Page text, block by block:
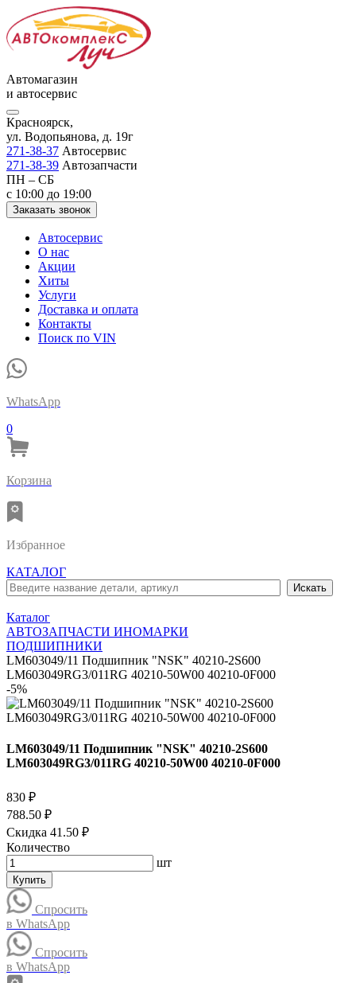
Автомагазин
и автосервис
Красноярск,
ул. Водопьянова, д. 19г
271-38-37 Автосервис
271-38-39 Автозапчасти
ПН – СБ
с 10:00 до 19:00
Заказать звонок
Автосервис
О нас
Акции
Хиты
Услуги
Доставка и оплата
Контакты
Поиск по VIN
WhatsApp
0
Корзина
Избранное
КАТАЛОГ
Каталог
АВТОЗАПЧАСТИ ИНОМАРКИ
ПОДШИПНИКИ
LM603049/11 Подшипник "NSK" 40210-2S600
LM603049RG3/011RG 40210-50W00 40210-0F000
-5%
LM603049/11 Подшипник "NSK" 40210-2S600
LM603049RG3/011RG 40210-50W00 40210-0F000
830 ₽
788.50 ₽
Скидка 41.50 ₽
Количество
шт
Купить
Спросить
в WhatsApp
Спросить
в WhatsApp